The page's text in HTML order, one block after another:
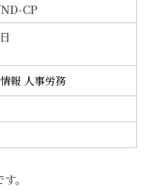
CP
報 人事労務
。